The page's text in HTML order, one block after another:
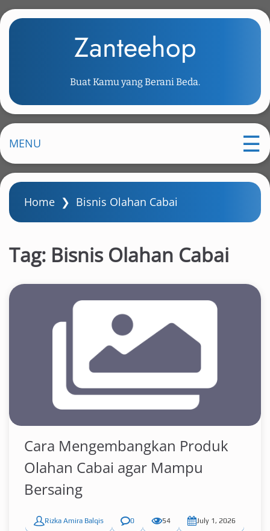
k
m
i
n
o
Zanteehop
Buat Kamu yang Berani Beda.
MENU
Home ❯ Bisnis Olahan Cabai
Tag: Bisnis Olahan Cabai
Cara Mengembangkan Produk
Olahan Cabai agar Mampu
Bersaing
Rizka Amira Balqis 0 54 July 1, 2026